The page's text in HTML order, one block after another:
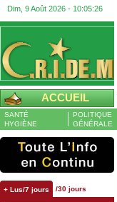
Dim, 9 Août 2026 - 10:05:27
ACCUEIL
SANTÉ
HYGIÈNE
POLITIQUE
GÉNÉRALE
+ Lus/7 jours /30 jours